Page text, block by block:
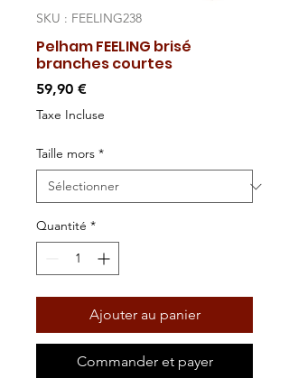
SKU : FEELING238
Pelham FEELING brisé
branches courtes
59,90 €Prix
Taxe Incluse
Taille mors *
Quantité *
Ajouter au panier
Commander et payer